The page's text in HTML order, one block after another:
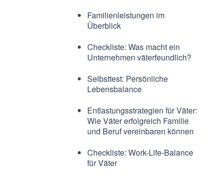
Familienleistungen im
Überblick
Checkliste: Was macht ein
Unternehmen väterfeundlich?
Selbsttest: Persönliche
Lebensbalance
Entlastungsstrategien für Väter:
Wie Väter erfolgreich Familie
und Beruf vereinbaren können
Checkliste: Work-Life-Balance
für Väter